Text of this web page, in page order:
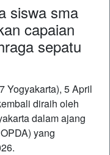
siswa sma
capaian
sepatu
Yogyakarta), 5 April
diraih oleh
dalam ajang
yang